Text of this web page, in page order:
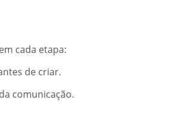
cada etapa:
de criar.
comunicação.